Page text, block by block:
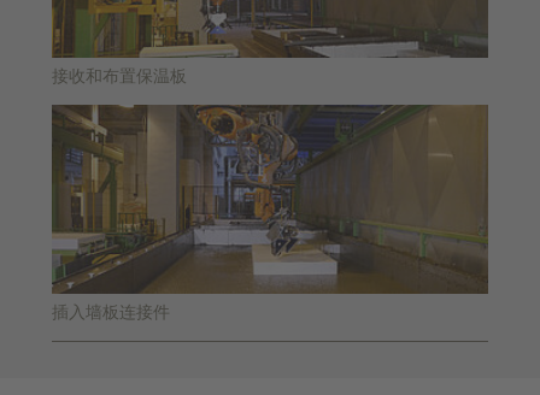
接收和布置保温板
插入墙板连接件